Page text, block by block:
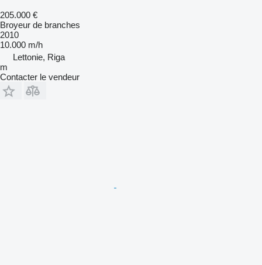
205.000 €
Broyeur de branches
2010
10.000 m/h
Lettonie, Riga
m
Contacter le vendeur